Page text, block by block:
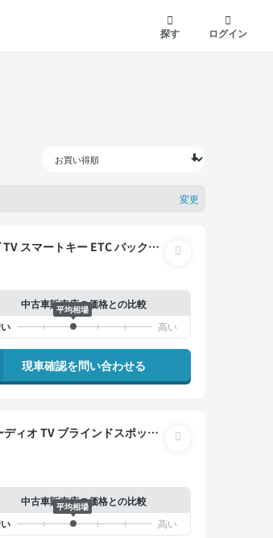
探す
ログイン
変更
中古車販売店の価格との比較
平均相場
現車確認を問い合わせる
バックモニター ドライブレ
中古車販売店の価格との比較
平均相場